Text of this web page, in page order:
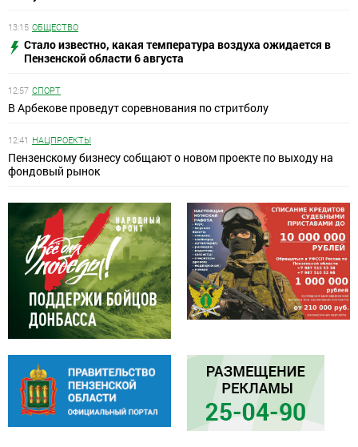
13:15 ОБЩЕСТВО
Стало известно, какая температура воздуха ожидается в
Пензенской области 6 августа
12:57 СПОРТ
В Арбекове проведут соревнования по стритболу
12:41 НАЦПРОЕКТЫ
Пензенскому бизнесу собщают о новом проекте по выходу на
фондовый рынок